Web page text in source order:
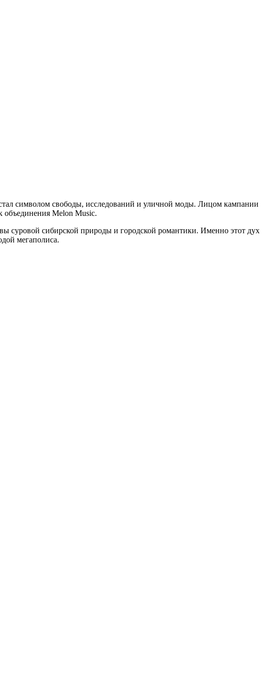
символом свободы, исследований и уличной моды. Лицом кампании
объединения Melon Music.
суровой сибирской природы и городской романтики. Именно этот дух
мегаполиса.